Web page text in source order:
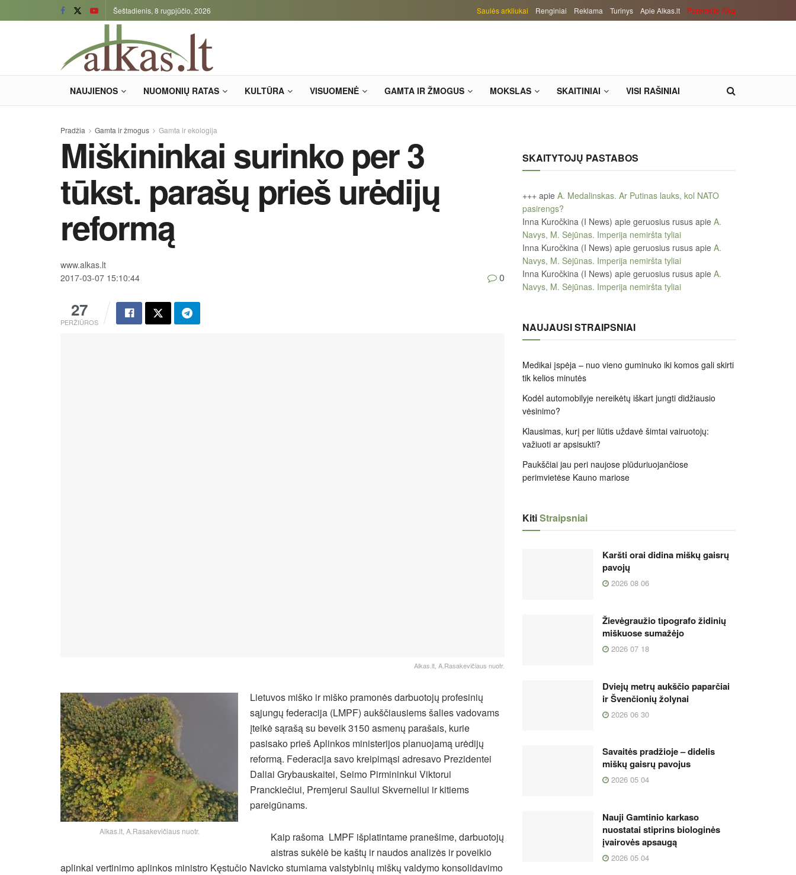
Šeštadienis, 8 rugpjūčio, 2026 Saulės arkliukai Renginiai Reklama Turinys Apie Alkas.lt Paremkite Alką
NAUJIENOS NUOMONIŲ RATAS KULTŪRA VISUOMENĖ GAMTA IR ŽMOGUS MOKSLAS SKAITINIAI VISI RAŠINIAI
Pradžia Gamta ir žmogus Gamta ir ekologija
Miškininkai surinko per 3
tūkst. parašų prieš urėdijų
reformą
www.alkas.lt
2017-03-07 15:10:44
27
PERŽIŪROS
0
Alkas.lt, A.Rasakevičiaus nuotr.
Alkas.lt, A.Rasakevičiaus nuotr.
Lietuvos miško ir miško pramonės darbuotojų profesinių
sąjungų federacija (LMPF) aukščiausiems šalies vadovams
įteikė sąrašą su beveik 3150 asmenų parašais, kurie
pasisako prieš Aplinkos ministerijos planuojamą urėdijų
reformą. Federacija savo kreipimąsi adresavo Prezidentei
Daliai Grybauskaitei, Seimo Pirmininkui Viktorui
Pranckiečiui, Premjerui Sauliui Skverneliui ir kitiems
pareigūnams.
Kaip rašoma LMPF išplatintame pranešime, darbuotojų
aistras sukėlė be kaštų ir naudos analizės ir poveikio
aplinkai vertinimo aplinkos ministro Kęstučio Navicko stumiama valstybinių miškų valdymo konsolidavimo
SKAITYTOJŲ PASTABOS
+++ apie A. Medalinskas. Ar Putinas lauks, kol NATO
pasirengs?
Inna Kuročkina (I News) apie geruosius rusus apie A.
Navys, M. Sėjūnas. Imperija nemiršta tyliai
Inna Kuročkina (I News) apie geruosius rusus apie A.
Navys, M. Sėjūnas. Imperija nemiršta tyliai
Inna Kuročkina (I News) apie geruosius rusus apie A.
Navys, M. Sėjūnas. Imperija nemiršta tyliai
NAUJAUSI STRAIPSNIAI
Medikai įspėja – nuo vieno guminuko iki komos gali skirti
tik kelios minutės
Kodėl automobilyje nereikėtų iškart jungti didžiausio
vėsinimo?
Klausimas, kurį per liūtis uždavė šimtai vairuotojų:
važiuoti ar apsisukti?
Paukščiai jau peri naujose plūduriuojančiose
perimvietėse Kauno mariose
KitiStraipsniai
Karšti orai didina miškų gaisrų
pavojų
2026 08 06
Žievėgraužio tipografo židinių
miškuose sumažėjo
2026 07 18
Dviejų metrų aukščio paparčiai
ir Švenčionių žolynai
2026 06 30
Savaitės pradžioje – didelis
miškų gaisrų pavojus
2026 05 04
Nauji Gamtinio karkaso
nuostatai stiprins biologinės
įvairovės apsaugą
2026 05 04